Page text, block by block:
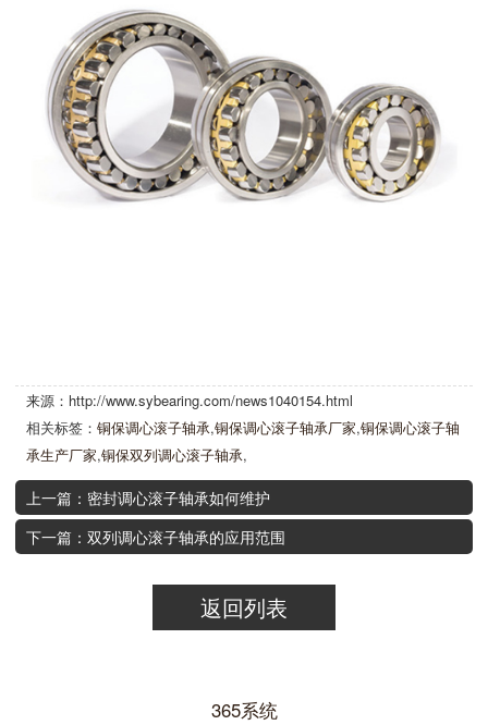
来源：http://www.sybearing.com/news1040154.html
相关标签： 铜保调心滚子轴承,铜保调心滚子轴承厂家,铜保调心滚子轴
承生产厂家,铜保双列调心滚子轴承,
上一篇：密封调心滚子轴承如何维护
下一篇：双列调心滚子轴承的应用范围
返回列表
365系统